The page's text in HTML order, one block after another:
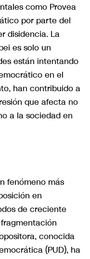
como Provea
por parte del
disidencia. La
es solo un
están intentando
en el
han contribuido a
que afecta no
a la sociedad en
fenómeno más
en
de creciente
conocida
(PUD), ha